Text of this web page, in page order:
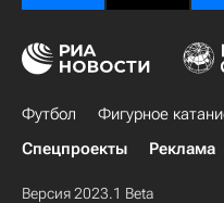
Футбол Фигурное
Спецпроекты
Реклама
Версия 2023.1 Beta